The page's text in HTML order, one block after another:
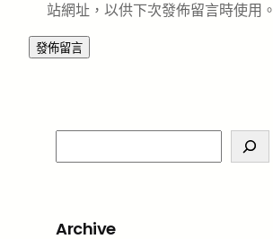
站網址，以供下次發佈留言時使用。
e
c
Archive